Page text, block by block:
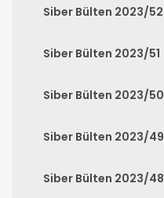
Siber Bülten 2023/52
Siber Bülten 2023/51
Siber Bülten 2023/50
Siber Bülten 2023/49
Siber Bülten 2023/48